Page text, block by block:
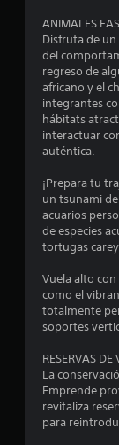
ANIMALES
Disfruta de
del
regreso de
africano y el
integrantes
hábitats
interactuar
auténtica.
¡Prepara tu
un tsunami
acuarios
de especies
tortugas
Vuela alto
como el
totalmente
soportes
RESERVAS DE
La
Emprende
revitaliza
para